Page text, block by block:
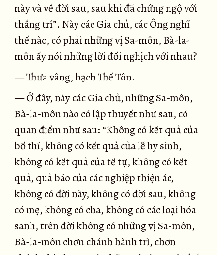
này và về đời sau, sau khi đã chứng ngộ với
thắng trí”. Này các Gia chủ, các Ông nghĩ
thế nào, có phải những vị Sa-môn, Bà-la-
môn ấy nói những lời đối nghịch với nhau?
— Thưa vâng, bạch Thế Tôn.
— Ở đây, này các Gia chủ, những Sa-môn,
Bà-la-môn nào có lập thuyết như sau, có
quan điểm như sau: “Không có kết quả của
bố thí, không có kết quả của lễ hy sinh,
không có kết quả của tế tự, không có kết
quả, quả báo của các nghiệp thiện ác,
không có đời này, không có đời sau, không
có mẹ, không có cha, không có các loại hóa
sanh, trên đời không có những vị Sa-môn,
Bà-la-môn chơn chánh hành trì, chơn